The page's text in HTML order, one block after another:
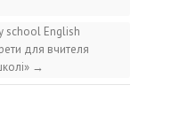
school English
для вчителя
→